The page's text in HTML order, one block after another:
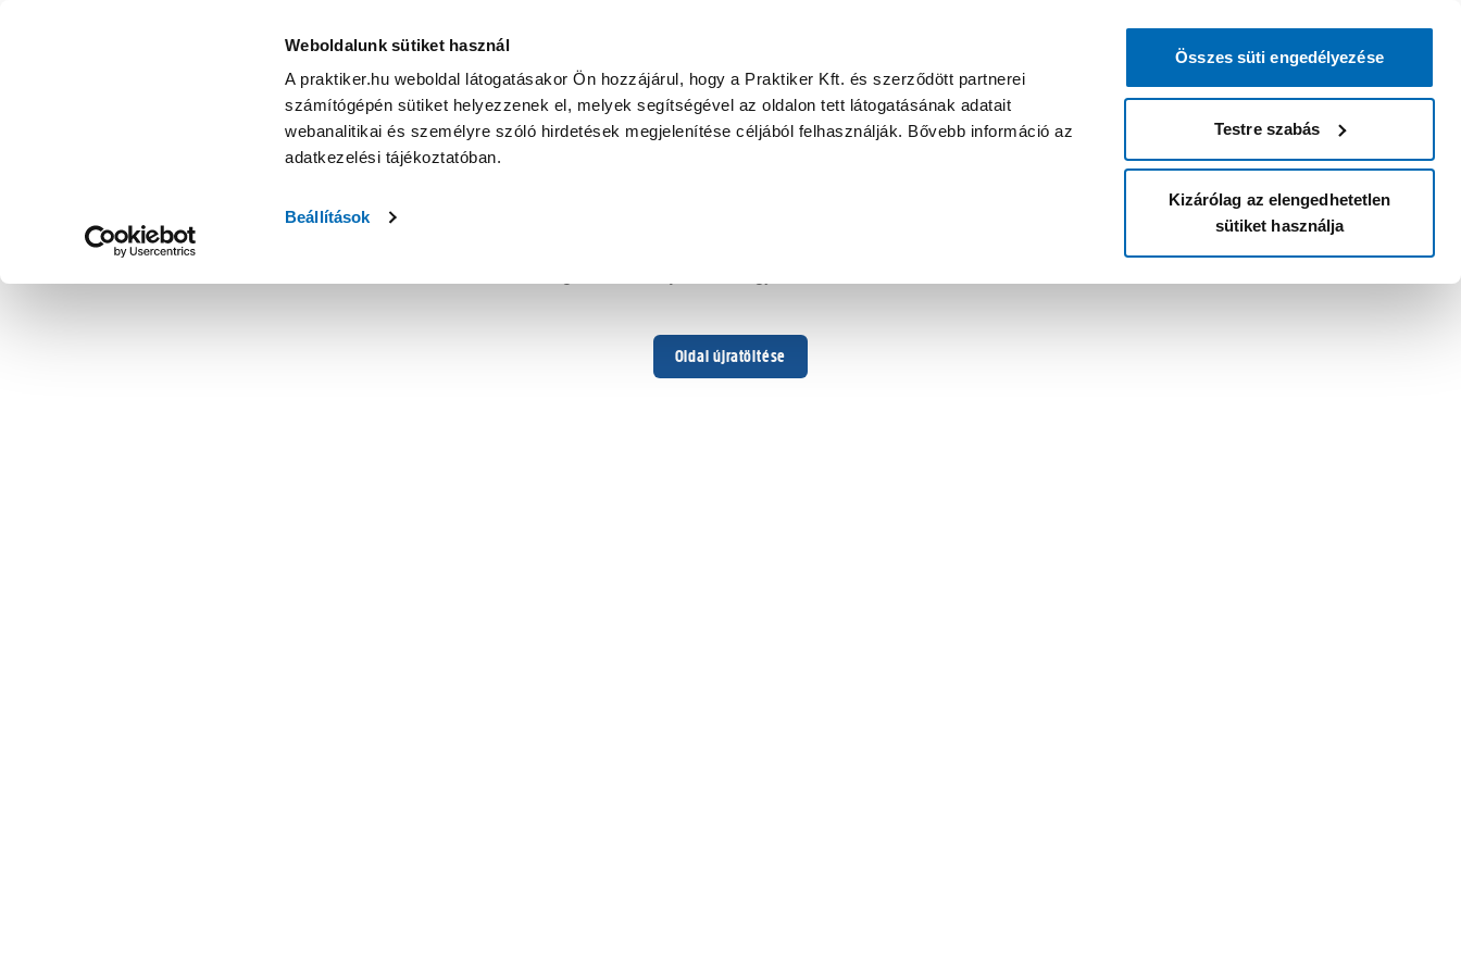
Weboldalunk sütiket használ
A praktiker.hu weboldal látogatásakor Ön hozzájárul, hogy a Praktiker Kft. és szerződött partnerei
számítógépén sütiket helyezzenek el, melyek segítségével az oldalon tett látogatásának adatait
webanalitikai és személyre szóló hirdetések megjelenítése céljából felhasználják. Bővebb információ az
adatkezelési tájékoztatóban.
Beállítások
Összes süti engedélyezése
Testre szabás
Kizárólag az elengedhetetlen
sütiket használja
Oldal újratöltése